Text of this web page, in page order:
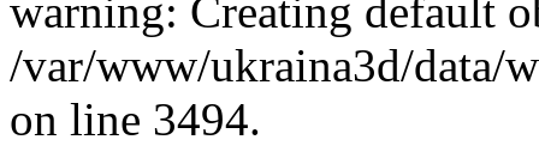
warning: Creating default
/var/www/ukraina3d/data/
on line 3494.